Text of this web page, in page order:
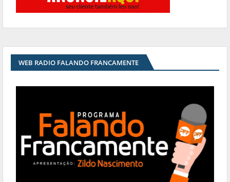
WEB RADIO FALANDO FRANCAMENTE